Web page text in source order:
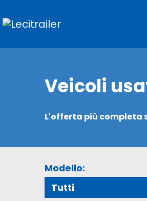
Veicoli
L'offerta più completa
Modello: